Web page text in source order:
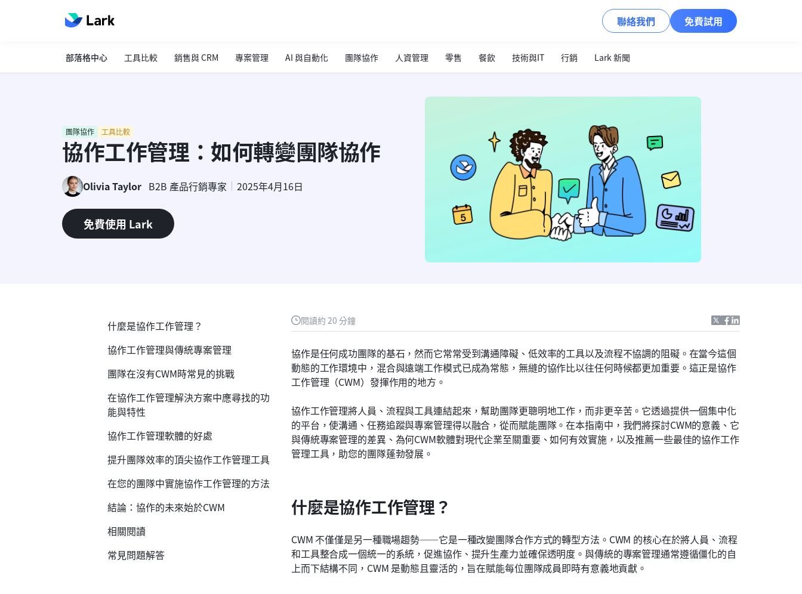
聯絡我們 免費試用
部落格中心 工具比較 銷售與 CRM 專案管理 AI 與自動化 團隊協作 人資管理 零售 餐飲 技術與IT 行銷 Lark 新聞
團隊協作 工具比較
協作工作管理：如何轉變團隊協作
Olivia Taylor B2B 產品行銷專家 2025年4月16日
免費使用 Lark
閱讀約 20 分鐘
協作是任何成功團隊的基石，然而它常常受到溝通障礙、低效率的工具以及流程不協調的阻礙。在當今這個
動態的工作環境中，混合與遠端工作模式已成為常態，無縫的協作比以往任何時候都更加重要。這正是協作
工作管理（CWM）發揮作用的地方。
協作工作管理將人員、流程與工具連結起來，幫助團隊更聰明地工作，而非更辛苦。它透過提供一個集中化
的平台，使溝通、任務追蹤與專案管理得以融合，從而賦能團隊。在本指南中，我們將探討CWM的意義、它
與傳統專案管理的差異、為何CWM軟體對現代企業至關重要、如何有效實施，以及推薦一些最佳的協作工作
管理工具，助您的團隊蓬勃發展。
什麼是協作工作管理？
CWM 不僅僅是另一種職場趨勢——它是一種改變團隊合作方式的轉型方法。CWM 的核心在於將人員、流程
和工具整合成一個統一的系統，促進協作、提升生產力並確保透明度。與傳統的專案管理通常遵循僵化的自
上而下結構不同，CWM 是動態且靈活的，旨在賦能每位團隊成員即時有意義地貢獻。
什麼是協作工作管理？
協作工作管理與傳統專案管理
團隊在沒有CWM時常見的挑戰
在協作工作管理解決方案中應尋找的功
能與特性
協作工作管理軟體的好處
提升團隊效率的頂尖協作工作管理工具
在您的團隊中實施協作工作管理的方法
結論：協作的未來始於CWM
相關閱讀
常見問題解答